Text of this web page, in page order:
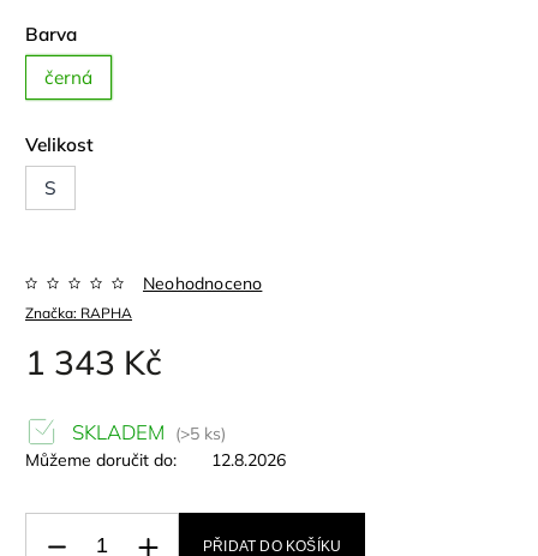
Barva
černá
Velikost
S
Značka: RAPHA
Neohodnoceno
1 343 Kč
SKLADEM
(>5 ks)
Můžeme doručit do:
12.8.2026
PŘIDAT DO KOŠÍKU